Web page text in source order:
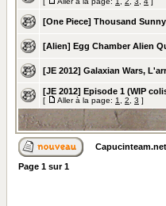
[One Piece] Thousand Sunny
[Alien] Egg Chamber Alien
[JE 2012] Galaxian Wars,
[JE 2012] Episode 1 (WIP
[ Aller à la page: 1 2 3 ]
Page 1 sur1